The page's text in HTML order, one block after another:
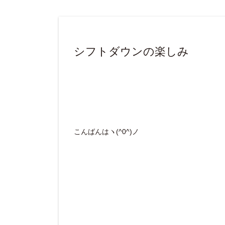
シフトダウンの楽しみ
こんばんはヽ(^0^)ノ